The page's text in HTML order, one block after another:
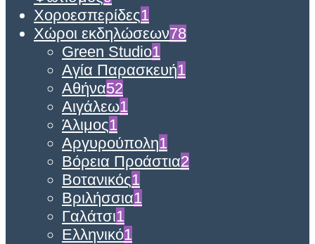
Χοροεσπερίδες1
Χώροι εκδηλώσεων78
Green Studio1
Αγία Παρασκευή1
Αθήνα52
Αιγάλεω1
Άλιμος1
Αργυρούπολη1
Βόρεια Προάστια2
Βοτανικός1
Βριλήσσια1
Γαλάτσι1
Ελληνικό1